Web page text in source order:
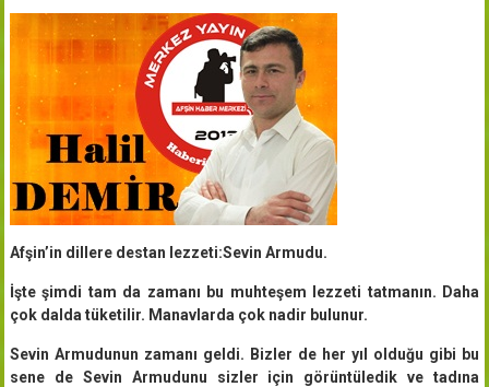
Afşin’in dillere destan lezzeti:Sevin Armudu.
İşte şimdi tam da zamanı bu muhteşem lezzeti tatmanın. Daha
çok dalda tüketilir. Manavlarda çok nadir bulunur.
Sevin Armudunun zamanı geldi. Bizler de her yıl olduğu gibi bu
sene de Sevin Armudunu sizler için görüntüledik ve tadına